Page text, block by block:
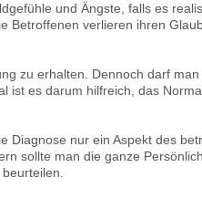
und Ängste, falls es
Betroffenen verlieren ihren
zu erhalten. Dennoch darf
ist es darum hilfreich, das
Diagnose nur ein Aspekt des
sollte man die ganze